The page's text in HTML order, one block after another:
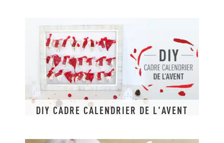
DIY CADRE CALENDRIER DE L'AVENT